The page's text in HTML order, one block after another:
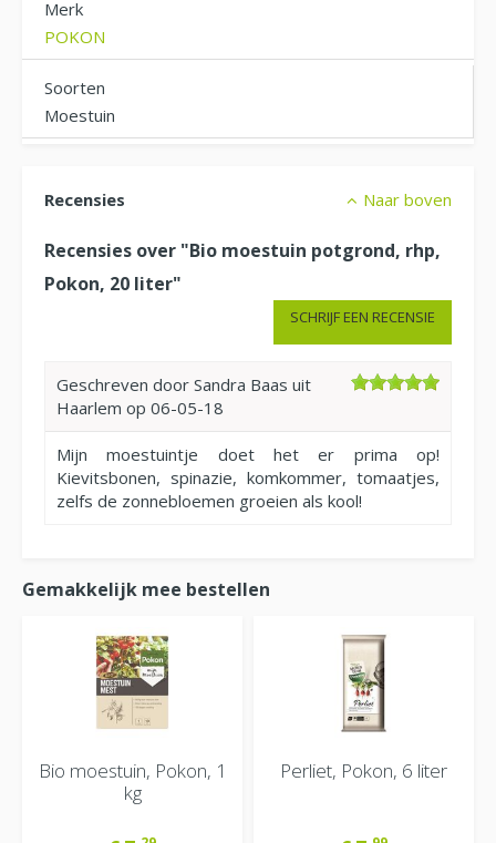
Merk
POKON
Soorten
Moestuin
Recensies Naar boven
Recensies over "Bio moestuin potgrond, rhp,
Pokon, 20 liter"
SCHRIJF EEN RECENSIE
Geschreven door Sandra Baas uit
Haarlem op 06-05-18
Mijn moestuintje doet het er prima op!
Kievitsbonen, spinazie, komkommer, tomaatjes,
zelfs de zonnebloemen groeien als kool!
Gemakkelijk mee bestellen
Bio moestuin, Pokon, 1
kg
Perliet, Pokon, 6 liter